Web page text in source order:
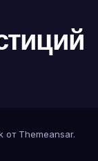
от Themeansar.